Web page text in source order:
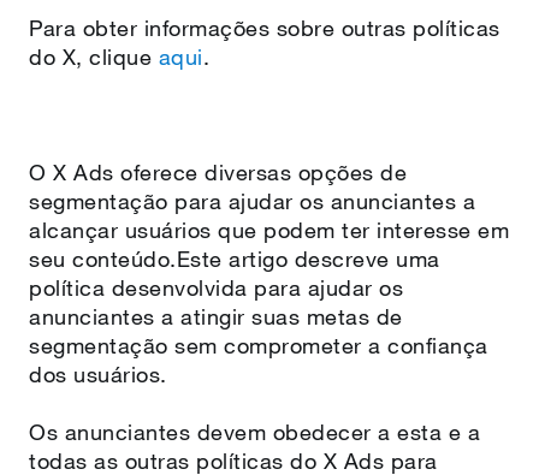
Para obter informações sobre outras políticas
do X, clique aqui.
O X Ads oferece diversas opções de
segmentação para ajudar os anunciantes a
alcançar usuários que podem ter interesse em
seu conteúdo.Este artigo descreve uma
política desenvolvida para ajudar os
anunciantes a atingir suas metas de
segmentação sem comprometer a confiança
dos usuários.
Os anunciantes devem obedecer a esta e a
todas as outras políticas do X Ads para